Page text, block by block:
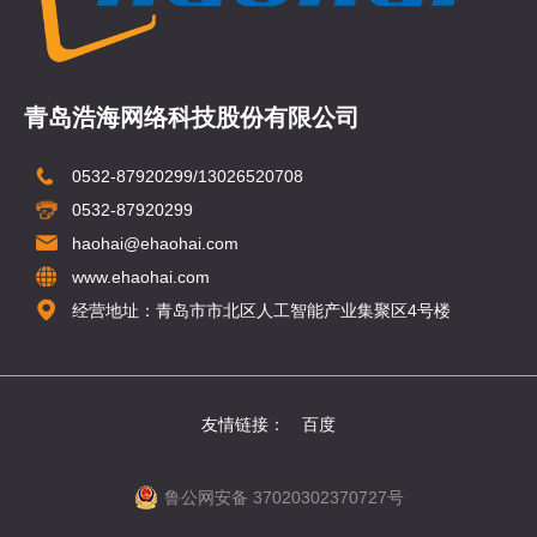
青岛浩海网络科技股份有限公司
0532-87920299/13026520708
0532-87920299
haohai@ehaohai.com
www.ehaohai.com
经营地址：青岛市市北区人工智能产业集聚区4号楼
友情链接： 百度
鲁公网安备 37020302370727号